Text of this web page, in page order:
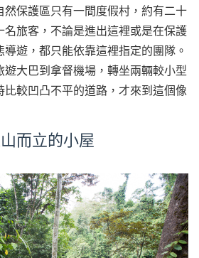
保護區只有一間度假村，約有二十
名旅客，不論是進出這裡或是在保護
遊，都只能依靠這裡指定的團隊。
大巴到拿督機場，轉坐兩輛較小型
較凹凸不平的道路，才來到這個像
而立的小屋